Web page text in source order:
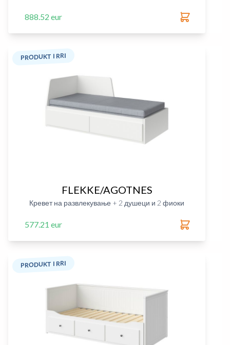
888.52 eur
PRODUKT I RRI
FLEKKE/AGOTNES
Кревет на развлекување + 2 душеци и 2 фиоки
577.21 eur
PRODUKT I RRI